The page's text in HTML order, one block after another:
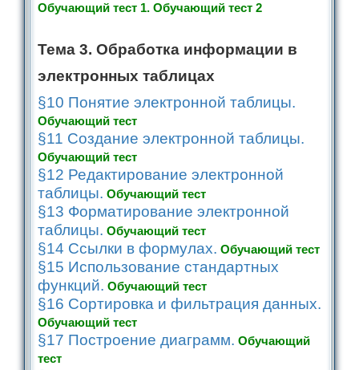
Обучающий тест 1. Обучающий тест 2
Тема 3. Обработка информации в
электронных таблицах
§10 Понятие электронной таблицы.
Обучающий тест
§11 Создание электронной таблицы.
Обучающий тест
§12 Редактирование электронной
таблицы. Обучающий тест
§13 Форматирование электронной
таблицы. Обучающий тест
§14 Ссылки в формулах. Обучающий тест
§15 Использование стандартных
функций. Обучающий тест
§16 Сортировка и фильтрация данных.
Обучающий тест
§17 Построение диаграмм. Обучающий
тест